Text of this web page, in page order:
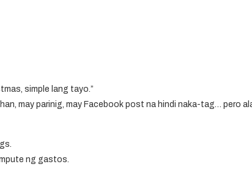
simple lang tayo.”
may parinig, may Facebook post na hindi naka-tag… pero
.
ng gastos.